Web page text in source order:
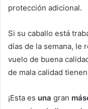
protección adicional.
Si su caballo está
días de la semana, le
vuelo de buena
de mala calidad
¡Esta es una gran